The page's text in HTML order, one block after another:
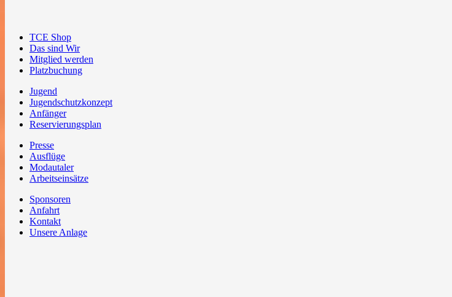
TCE Shop
Das sind Wir
Mitglied werden
Platzbuchung
Jugend
Jugendschutzkonzept
Anfänger
Reservierungsplan
Presse
Ausflüge
Modautaler
Arbeitseinsätze
Sponsoren
Anfahrt
Kontakt
Unsere Anlage